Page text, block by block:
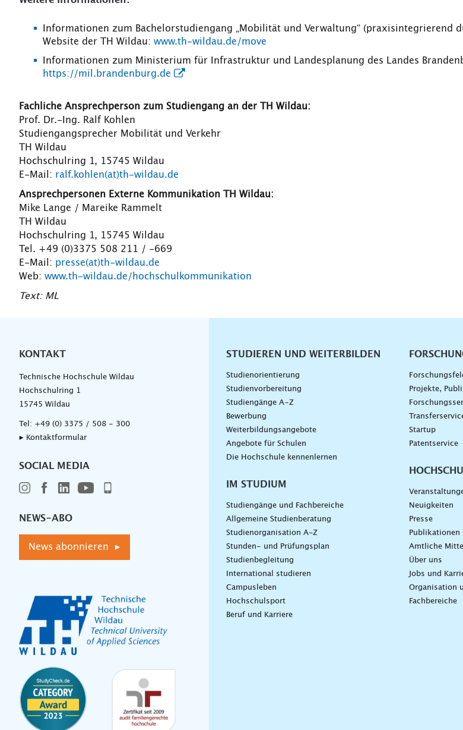
Informationen zum Bachelorstudiengang „Mobilität und Verwaltung“ (praxisintegrierend
Website der TH Wildau: www.th-wildau.de/move
Informationen zum Ministerium für Infrastruktur und Landesplanung des Landes
https://mil.brandenburg.de
Fachliche Ansprechperson zum Studiengang an der TH Wildau:
Prof. Dr.-Ing. Ralf Kohlen
Studiengangsprecher Mobilität und Verkehr
TH Wildau
Hochschulring 1, 15745 Wildau
E-Mail: ralf.kohlen(at)th-wildau.de
Ansprechpersonen Externe Kommunikation TH Wildau:
Mike Lange / Mareike Rammelt
TH Wildau
Hochschulring 1, 15745 Wildau
Tel. +49 (0)3375 508 211 / -669
E-Mail: presse(at)th-wildau.de
Web: www.th-wildau.de/hochschulkommunikation
Text: ML
KONTAKT
Technische Hochschule Wildau
Hochschulring 1
15745 Wildau
Tel: +49 (0) 3375 / 508 - 300
▸ Kontaktformular
SOCIAL MEDIA
NEWS-ABO
News abonnieren ▸
Unternavigation
STUDIEREN UND WEITERBILDEN
Studienorientierung
Studienvorbereitung
Studiengänge A–Z
Bewerbung
Weiterbildungsangebote
Angebote für Schulen
Die Hochschule kennenlernen
IM STUDIUM
Studiengänge und Fachbereiche
Allgemeine Studienberatung
Studienorganisation A-Z
Stunden- und Prüfungsplan
Studienbegleitung
International studieren
Campusleben
Hochschulsport
Beruf und Karriere
Projekte,
Startup
Patentservice
Neuigkeiten
Presse
Publikationen
Amtliche
Über uns
Jobs und
Organisation
Fachbereiche